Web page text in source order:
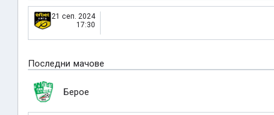
21 сеп. 2024
17:30
Последни мачове
Берое